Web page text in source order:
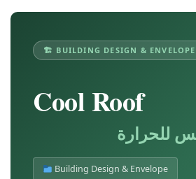
🏗 BUILDING DESIGN & ENVELOPE
Cool Roof
للحرارة
Building Design & Envelope